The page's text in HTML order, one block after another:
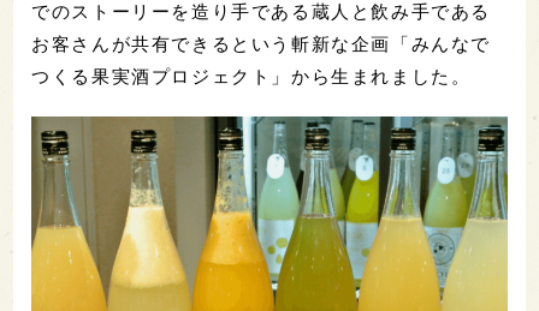
でのストーリーを造り手である蔵人と飲み手である
お客さんが共有できるという斬新な企画「みんなで
つくる果実酒プロジェクト」から生まれました。